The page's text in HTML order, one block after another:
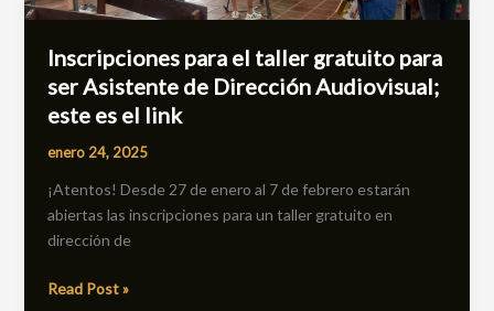
Inscripciones para el taller gratuito para
ser Asistente de Dirección Audiovisual;
este es el link
enero 24, 2025
¡Atentos! Desde 27 de enero al 7 de febrero estarán
abiertas las inscripciones para un taller gratuito en
dirección de
de
Dirección
Audiovisual;
este
es
el
Read Post »